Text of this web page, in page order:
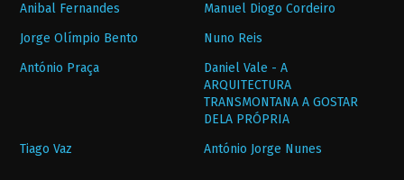
Anibal Fernandes
Manuel Diogo Cordeiro
Jorge Olímpio Bento
Nuno Reis
António Praça
Daniel Vale - A
ARQUITECTURA
TRANSMONTANA A GOSTAR
DELA PRÓPRIA
Tiago Vaz
António Jorge Nunes